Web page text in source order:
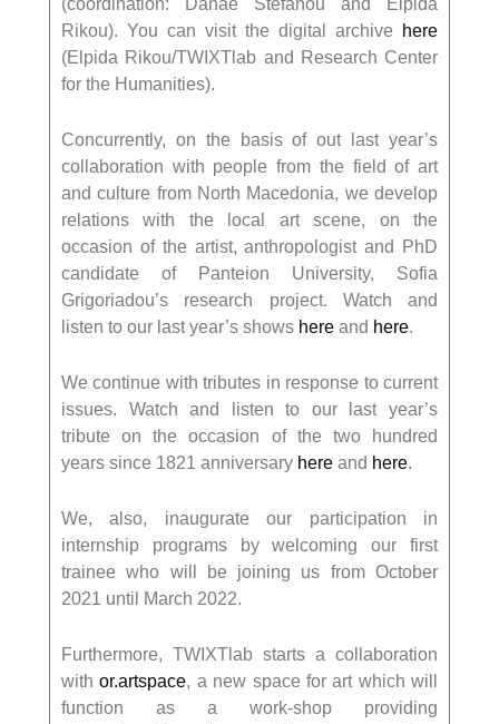
(coordination: Danae Stefanou and Elpida
Rikou). You can visit the digital archive
here
(Elpida Rikou/TWIXTlab and Research Center
for the Humanities).
Concurrently, on the basis of out last year’s
collaboration with people from the field of art
and culture from North Macedonia, we develop
relations with the local art scene, on the
occasion of the artist, anthropologist and PhD
candidate of Panteion University, Sofia
Grigoriadou’s research project. Watch and
listen to our last year’s shows here and here.
We continue with tributes in response to current
issues. Watch and listen to our last year’s
tribute on the occasion of the two hundred
years since 1821 anniversary here and here.
We, also, inaugurate our participation in
internship programs by welcoming our first
trainee who will be joining us from October
2021 until March 2022.
Furthermore, TWIXTlab starts a collaboration
withor.artspace, a new space for art which will
function as a work-shop providing